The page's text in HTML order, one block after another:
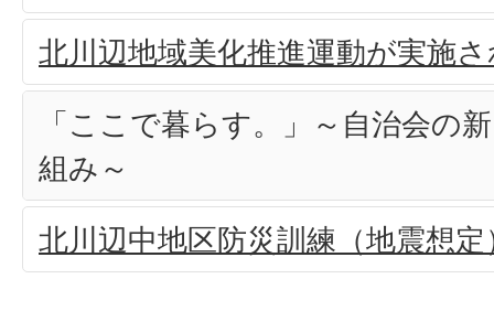
北川辺地域美化推進運動が実施
「ここで暮らす。」～自治会の
組み～
北川辺中地区防災訓練（地震想